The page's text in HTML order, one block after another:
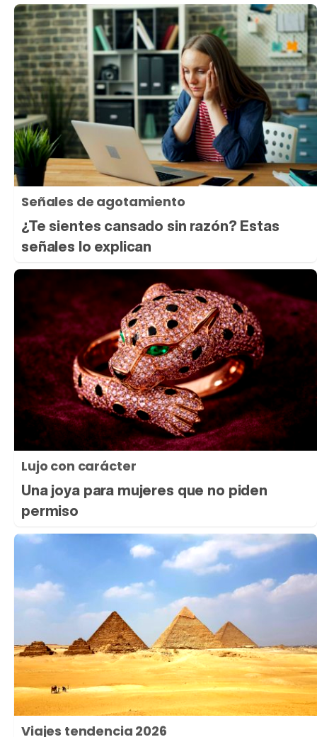
Señales de agotamiento
¿Te sientes cansado sin razón? Estas
señales lo explican
Lujo con carácter
Una joya para mujeres que no piden
permiso
Viajes tendencia 2026